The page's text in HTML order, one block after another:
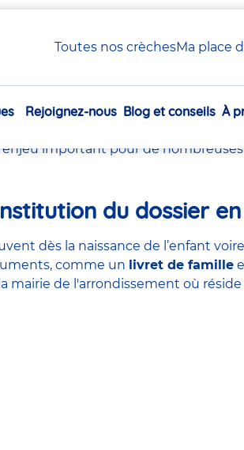
Toutes nos crèchesMa place
Navigation
Rejoignez-nous Blog et conseils À
?
important pour de nombreuses
du dossier
dès la naissance de l’enfant
comme un livret de famille
mairie de l'arrondissement où réside